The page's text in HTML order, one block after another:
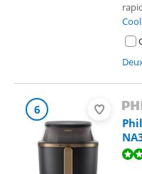
6
La note est de 8,7 sur 10,